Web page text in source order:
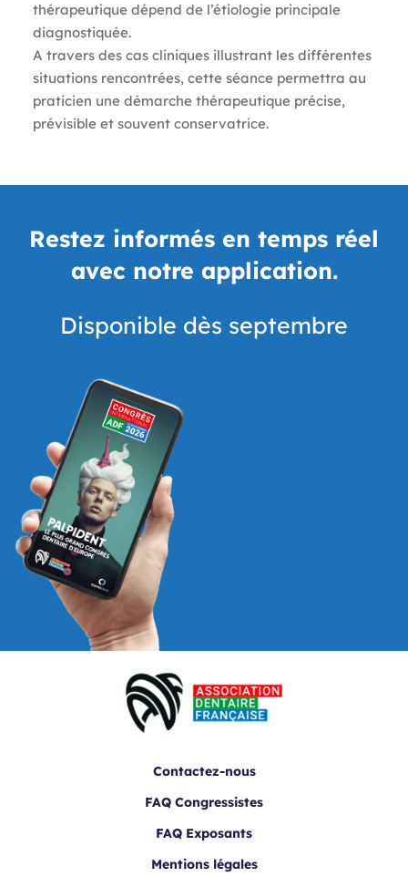
thérapeutique dépend de l’étiologie principale
diagnostiquée.
A travers des cas cliniques illustrant les différentes
situations rencontrées, cette séance permettra au
praticien une démarche thérapeutique précise,
prévisible et souvent conservatrice.
Restez informés en temps réel
avec notre application.
Disponible dès septembre
Contactez-nous
FAQ Congressistes
FAQ Exposants
Mentions légales